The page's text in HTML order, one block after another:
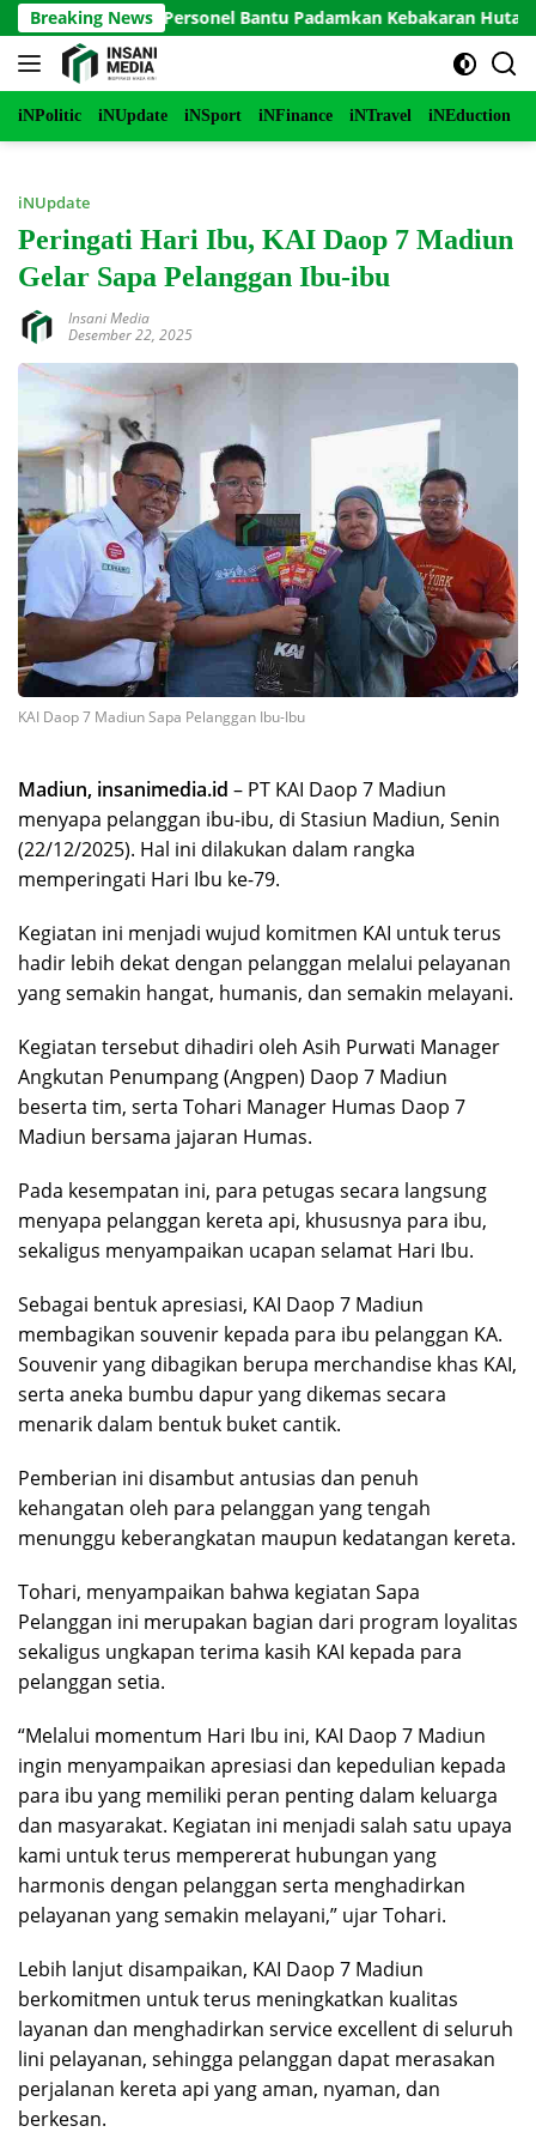
Langsung
ke
konten
Breaking News
Personel Bantu Padamkan Kebakaran Hutan di
iNPolitic iNUpdate iNSport iNFinance iNTravel iNEduction
iNUpdate
Peringati Hari Ibu, KAI Daop 7 Madiun
Gelar Sapa Pelanggan Ibu-ibu
Insani Media
Desember 22, 2025
KAI Daop 7 Madiun Sapa Pelanggan Ibu-Ibu
Madiun, insanimedia.id – PT KAI Daop 7 Madiun
menyapa pelanggan ibu-ibu, di Stasiun Madiun, Senin
(22/12/2025). Hal ini dilakukan dalam rangka
memperingati Hari Ibu ke-79.
Kegiatan ini menjadi wujud komitmen KAI untuk terus
hadir lebih dekat dengan pelanggan melalui pelayanan
yang semakin hangat, humanis, dan semakin melayani.
Kegiatan tersebut dihadiri oleh Asih Purwati Manager
Angkutan Penumpang (Angpen) Daop 7 Madiun
beserta tim, serta Tohari Manager Humas Daop 7
Madiun bersama jajaran Humas.
Pada kesempatan ini, para petugas secara langsung
menyapa pelanggan kereta api, khususnya para ibu,
sekaligus menyampaikan ucapan selamat Hari Ibu.
Sebagai bentuk apresiasi, KAI Daop 7 Madiun
membagikan souvenir kepada para ibu pelanggan KA.
Souvenir yang dibagikan berupa merchandise khas KAI,
serta aneka bumbu dapur yang dikemas secara
menarik dalam bentuk buket cantik.
Pemberian ini disambut antusias dan penuh
kehangatan oleh para pelanggan yang tengah
menunggu keberangkatan maupun kedatangan kereta.
Tohari, menyampaikan bahwa kegiatan Sapa
Pelanggan ini merupakan bagian dari program loyalitas
sekaligus ungkapan terima kasih KAI kepada para
pelanggan setia.
“Melalui momentum Hari Ibu ini, KAI Daop 7 Madiun
ingin menyampaikan apresiasi dan kepedulian kepada
para ibu yang memiliki peran penting dalam keluarga
dan masyarakat. Kegiatan ini menjadi salah satu upaya
kami untuk terus mempererat hubungan yang
harmonis dengan pelanggan serta menghadirkan
pelayanan yang semakin melayani,” ujar Tohari.
Lebih lanjut disampaikan, KAI Daop 7 Madiun
berkomitmen untuk terus meningkatkan kualitas
layanan dan menghadirkan service excellent di seluruh
lini pelayanan, sehingga pelanggan dapat merasakan
perjalanan kereta api yang aman, nyaman, dan
berkesan.